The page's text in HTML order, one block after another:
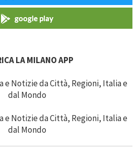
google play
LA MILANO APP